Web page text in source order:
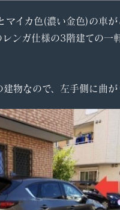
マイカ色(濃い金色)の車が
レンガ仕様の3階建ての一
物なので、左手側に曲が